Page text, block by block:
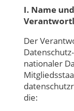
I. Name
Der
nationaler
die: